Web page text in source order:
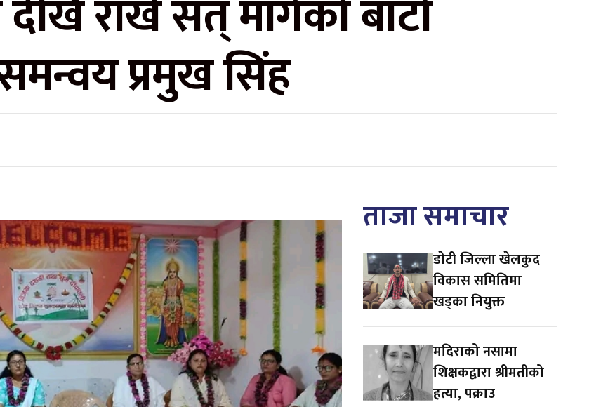
राखे सत् मार्गको बाटो
प्रमुख सिंह
ताजा समाचार
डाेटी जिल्ला खेलकुद
विकास समितिमा
खड्का नियुक्त
मदिराको नसामा
शिक्षकद्वारा श्रीमतीको
हत्या, पक्राउ